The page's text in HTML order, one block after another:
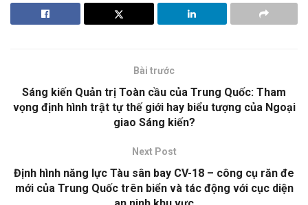
Bài trước
Sáng kiến Quản trị Toàn cầu của Trung Quốc: Tham
vọng định hình trật tự thế giới hay biểu tượng của Ngoại
giao Sáng kiến?
Next Post
Định hình năng lực Tàu sân bay CV-18 – công cụ răn đe
mới của Trung Quốc trên biển và tác động với cục diện